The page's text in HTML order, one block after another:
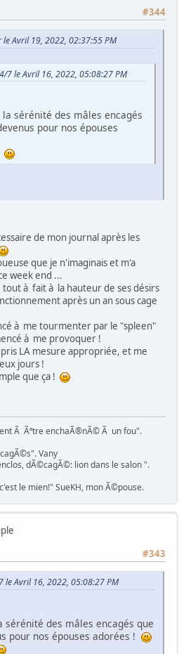
#344
le Avril 19, 2022, 02:37:55 PM
7 le Avril 16, 2022, 05:08:27 PM
sérénité des mâles encagés
pour nos épouses
de mon journal après les
que je n'imaginais et m'a
week end ...
tout à fait à la hauteur de ses désirs
après un an sous cage
à me tourmenter par le "spleen"
à me provoquer !
LA mesure appropriée, et me
jours !
que ça !
Ã Ãªtre enchaÃ®nÃ© Ã un fou".
Vany
dÃ©cagÃ©: lion dans le salon ".
le mien!" SueKH, mon Ã©pouse.
#343
le Avril 16, 2022, 05:08:27 PM
des mâles encagés que
pour nos épouses adorées !